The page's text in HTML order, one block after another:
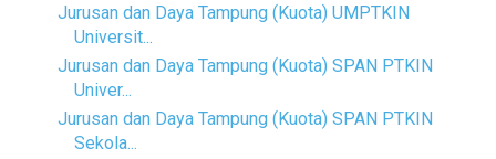
Jurusan dan Daya Tampung (Kuota) UMPTKIN
Universit...
Jurusan dan Daya Tampung (Kuota) SPAN PTKIN
Univer...
Jurusan dan Daya Tampung (Kuota) SPAN PTKIN
Sekola...